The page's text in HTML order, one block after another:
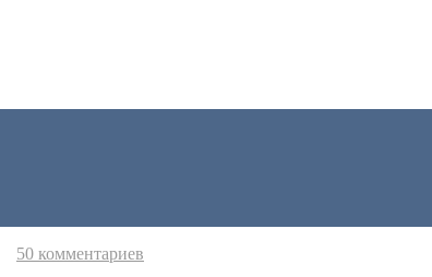
50 комментариев